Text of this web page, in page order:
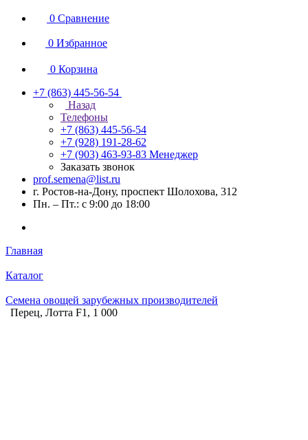
0 Сравнение
0 Избранное
0 Корзина
+7 (863) 445-56-54
Назад
Телефоны
+7 (863) 445-56-54
+7 (928) 191-28-62
+7 (903) 463-93-83 Менеджер
Заказать звонок
prof.semena@list.ru
г. Ростов-на-Дону, проспект Шолохова, 312
Пн. – Пт.: с 9:00 до 18:00
Главная
Каталог
Семена овощей зарубежных производителей
Перец, Лотта F1, 1 000